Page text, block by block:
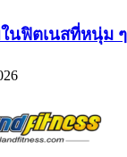
นฟิตเนสที่หนุ่ม